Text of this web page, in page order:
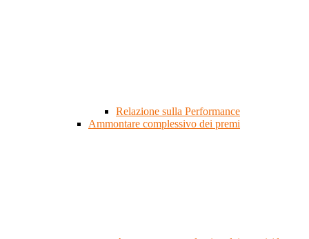
Relazione sulla Performance
Ammontare complessivo dei premi